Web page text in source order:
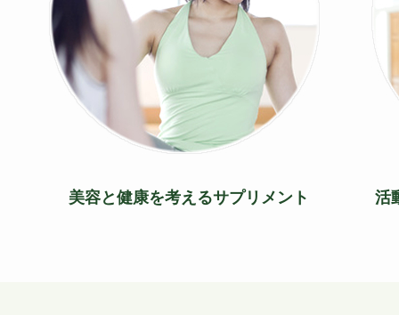
美容と健康を考えるサプリメント 活